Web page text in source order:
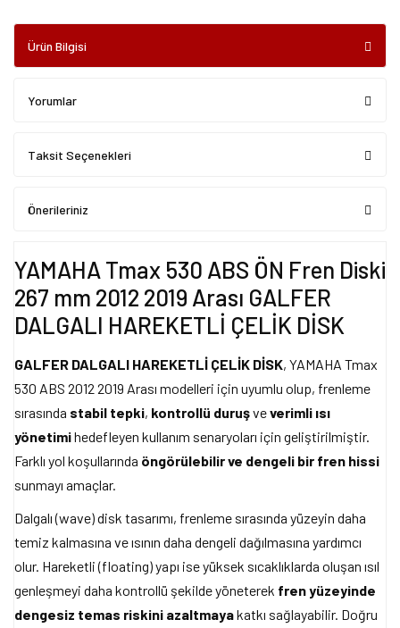
Ürün Bilgisi
Yorumlar
Taksit Seçenekleri
Önerileriniz
YAMAHA Tmax 530 ABS ÖN Fren Diski
267 mm 2012 2019 Arası GALFER
DALGALI HAREKETLİ ÇELİK DİSK
GALFER DALGALI HAREKETLİ ÇELİK DİSK, YAMAHA Tmax
530 ABS 2012 2019 Arası modelleri için uyumlu olup, frenleme
sırasında stabil tepki, kontrollü duruşveverimli ısı
yönetimihedefleyen kullanım senaryoları için geliştirilmiştir.
Farklı yol koşullarında öngörülebilir ve dengeli bir fren hissi
sunmayı amaçlar.
Dalgalı (wave) disk tasarımı, frenleme sırasında yüzeyin daha
temiz kalmasına ve ısının daha dengeli dağılmasına yardımcı
olur. Hareketli (floating) yapı ise yüksek sıcaklıklarda oluşan ısıl
genleşmeyi daha kontrollü şekilde yöneterek fren yüzeyinde
dengesiz temas riskini azaltmayakatkı sağlayabilir. Doğru